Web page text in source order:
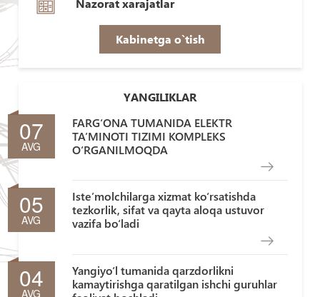
Nazorat xarajatlar
Kabinetga o`tish
YANGILIKLAR
07
AVG
FARG‘ONA TUMANIDA ELEKTR
TA’MINOTI TIZIMI KOMPLEKS
O‘RGANILMOQDA
05
AVG
Iste’molchilarga xizmat ko‘rsatishda
tezkorlik, sifat va qayta aloqa ustuvor
vazifa bo‘ladi
04
AVG
Yangiyo‘l tumanida qarzdorlikni
kamaytirishga qaratilgan ishchi guruhlar